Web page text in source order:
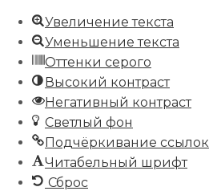
Увеличение текста
Уменьшение текста
Оттенки серого
Высокий контраст
Негативный контраст
Светлый фон
Подчёркивание ссылок
Читабельный шрифт
Сброс